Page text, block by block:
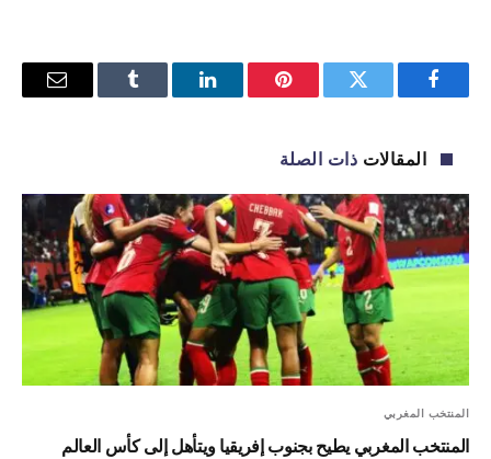
فيسبوك تويتر بينتيريستلينكدإن Tumblr
البريد
المقالات ذات الصلة
المنتخب المغربي
المنتخب المغربي يطيح بجنوب إفريقيا ويتأهل إلى كأس العالم